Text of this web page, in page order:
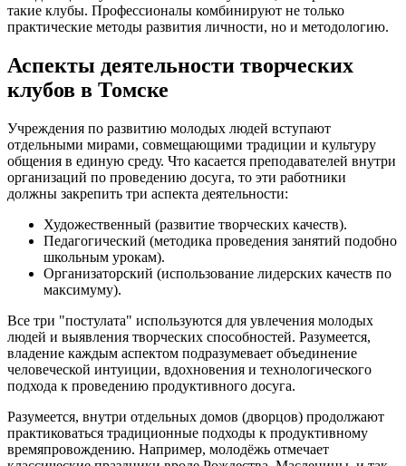
такие клубы. Профессионалы комбинируют не только
практические методы развития личности, но и методологию.
Аспекты деятельности творческих
клубов в Томске
Учреждения по развитию молодых людей вступают
отдельными мирами, совмещающими традиции и культуру
общения в единую среду. Что касается преподавателей внутри
организаций по проведению досуга, то эти работники
должны закрепить три аспекта деятельности:
Художественный (развитие творческих качеств).
Педагогический (методика проведения занятий подобно
школьным урокам).
Организаторский (использование лидерских качеств по
максимуму).
Все три "постулата" используются для увлечения молодых
людей и выявления творческих способностей. Разумеется,
владение каждым аспектом подразумевает объединение
человеческой интуиции, вдохновения и технологического
подхода к проведению продуктивного досуга.
Разумеется, внутри отдельных домов (дворцов) продолжают
практиковаться традиционные подходы к продуктивному
времяпровождению. Например, молодёжь отмечает